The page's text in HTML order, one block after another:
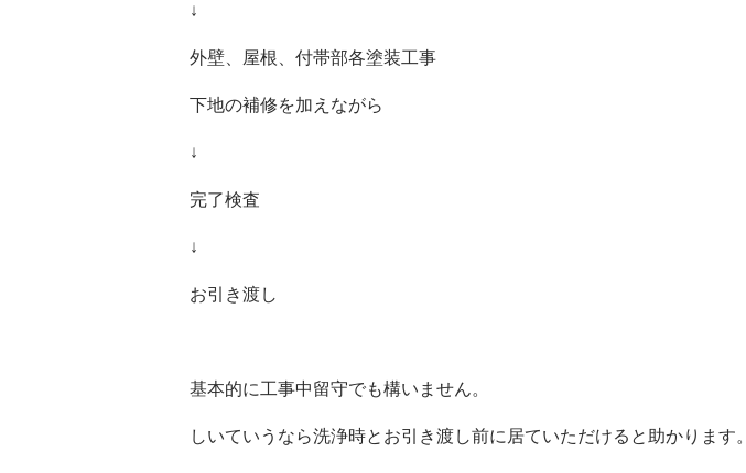
↓
外壁、屋根、付帯部各塗装工事
下地の補修を加えながら
↓
完了検査
↓
お引き渡し
基本的に工事中留守でも構いません。
しいていうなら洗浄時とお引き渡し前に居ていただけると助かります。